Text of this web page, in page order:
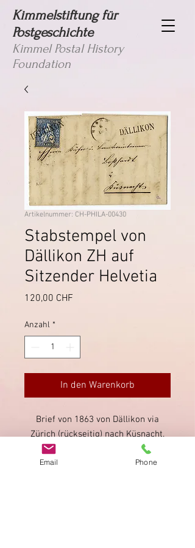
Kimmelstiftung für
Postgeschichte
Kimmel Postal History
Foundation
Artikelnummer: CH-PHILA-00430
Stabstempel von
Dällikon ZH auf
Sitzender Helvetia
120,00 CHF
Anzahl *
In den Warenkorb
Brief von 1863 von Dällikon via
Zürich (rückseitig) nach Küsnacht.
Direktentwertung der Sitzenden
Helvetia mit dem Stabstempel von
Email Phone